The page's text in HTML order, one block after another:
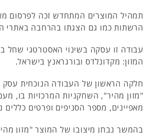
תמהיל המוצרים המתחדש זכה לפרסום
הרשתות כמו גם הצגתו בהרחבה באתרי
עבודה זו עסקה בשינוי האסטרטגי שחל
המזון: מקדונלדס ובורגראנץ בישראל.
חלקה הראשון של העבודה הנוכחית
"מזון מהיר", השחקניות המרכזיות בו,
מאפיינים, מספר הסניפים ופרטים כללים
בהמשך נבחן מיצובו של המוצר "מזון